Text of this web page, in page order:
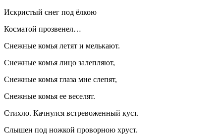
Искристый снег под ёлкою
Косматой прозвенел…
Снежные комья летят и мелькают.
Снежные комья лицо залепляют,
Снежные комья глаза мне слепят,
Снежные комья ее веселят.
Стихло. Качнулся встревоженный куст.
Слышен под ножкой проворною хруст.